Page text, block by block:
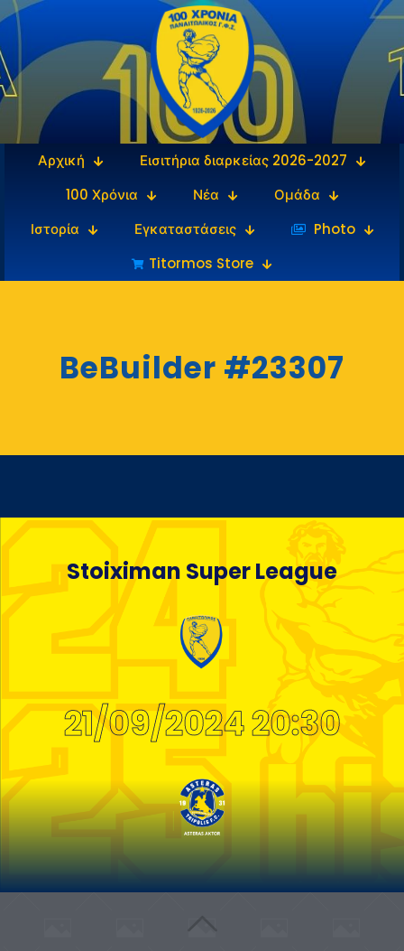
Αρχική
Εισιτήρια διαρκείας 2026-2027
100 Χρόνια
Νέα
Ομάδα
Ιστορία
Εγκαταστάσεις
‎‏‏‎ ‎Photo
Titormos Store
BeBuilder #23307
Stoiximan Super League
21/09/2024 20:30